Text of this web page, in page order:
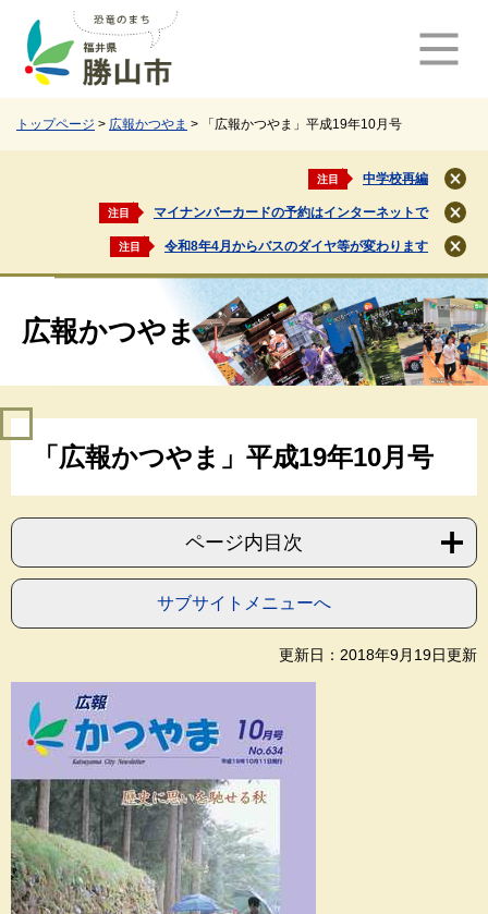
トップページ > 広報かつやま > 「広報かつやま」平成19年10月号
注目 中学校再編
閉
じ
る
注目 マイナンバーカードの予約はインターネットで
閉
じ
る
注目 令和8年4月からバスのダイヤ等が変わります
閉
じ
る
広報かつやま
「広報かつやま」平成19年10月号
ページ内目次
サブサイトメニューへ
更新日：2018年9月19日更新